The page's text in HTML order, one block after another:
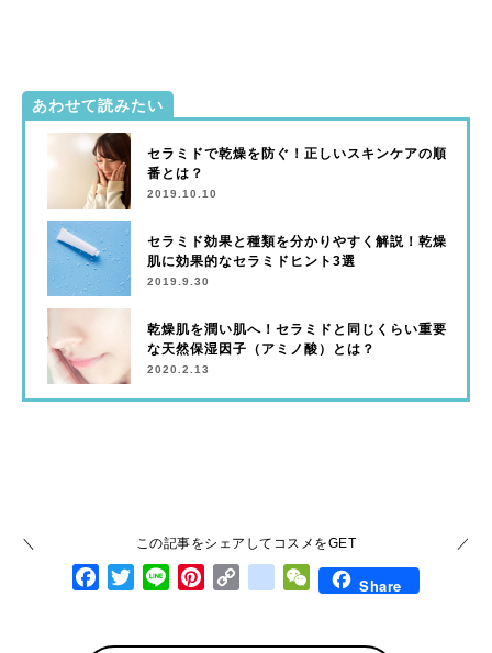
あわせて読みたい
セラミドで乾燥を防ぐ！正しいスキンケアの順
番とは？
2019.10.10
セラミド効果と種類を分かりやすく解説！乾燥
肌に効果的なセラミドヒント3選
2019.9.30
乾燥肌を潤い肌へ！セラミドと同じくらい重要
な天然保湿因子（アミノ酸）とは？
2020.2.13
この記事をシェアしてコスメをGET
Facebook
TwitterLine PinterestCopy Linkgoogle_bookmarks
WeChatShare